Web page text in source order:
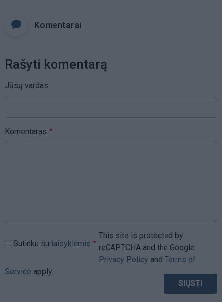
Komentarai
Rašyti komentarą
Jūsų vardas
Komentaras
Sutinku su taisyklėmis
This site is protected by
reCAPTCHA and the Google
Privacy Policy and Terms of
Service apply.